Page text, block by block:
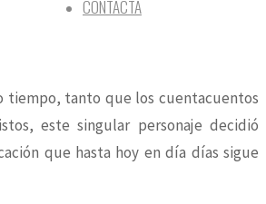
CONTACTA
tiempo, tanto que los cuentacuentos
este singular personaje decidió
que hasta hoy en día días sigue